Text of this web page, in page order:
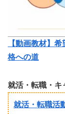
【動画教材】
格への道
就活・転職・キ
就活・転職活